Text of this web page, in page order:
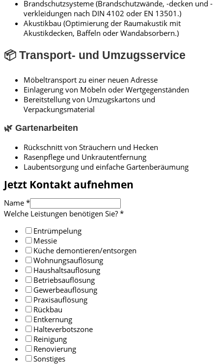
Brandschutzsysteme (Brandschutzwände, -decken und -
verkleidungen nach DIN 4102 oder EN 13501.)
Akustikbau (Optimierung der Raumakustik mit
Akustikdecken, Baffeln oder Wandabsorbern.)
📦 Transport- und Umzugsservice
Möbeltransport zu einer neuen Adresse
Einlagerung von Möbeln oder Wertgegenständen
Bereitstellung von Umzugskartons und
Verpackungsmaterial
🌿 Gartenarbeiten
Rückschnitt von Sträuchern und Hecken
Rasenpflege und Unkrautentfernung
Laubentsorgung und einfache Gartenberäumung
Jetzt Kontakt aufnehmen
Name *
Welche Leistungen benötigen Sie? *
Entrümpelung
Messie
Küche demontieren/entsorgen
Wohnungsauflösung
Haushaltsauflösung
Betriebsauflösung
Gewerbeauflösung
Praxisauflösung
Rückbau
Entkernung
Halteverbotszone
Reinigung
Renovierung
Sonstiges